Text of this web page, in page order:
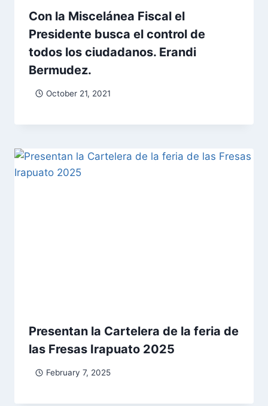
Con la Miscelánea Fiscal el
Presidente busca el control de
todos los ciudadanos. Erandi
Bermudez.
October 21, 2021
Presentan la Cartelera de la feria de
las Fresas Irapuato 2025
February 7, 2025